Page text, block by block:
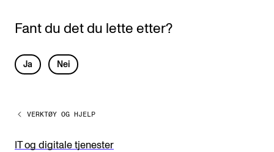
Fant du det du lette etter?
L
v
e
Ja Nei
VERKTØY OG HJELP
IT og digitale tjenester